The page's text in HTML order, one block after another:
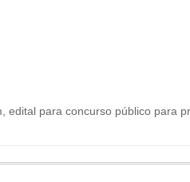
para concurso público para